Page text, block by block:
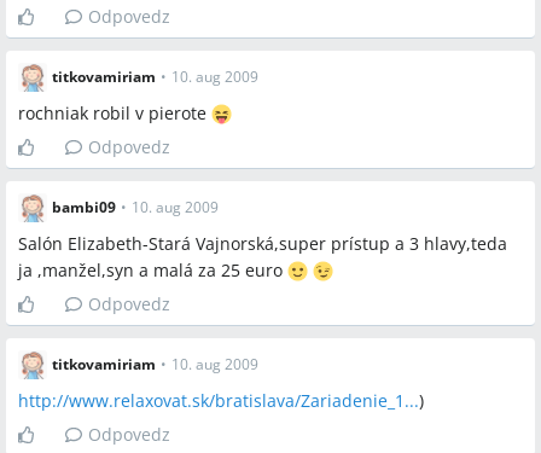
Odpovedz
titkovamiriam • 10. aug 2009
rochniak robil v pierote
Odpovedz
bambi09 • 10. aug 2009
Salón Elizabeth-Stará Vajnorská,super prístup a 3 hlavy,teda
ja ,manžel,syn a malá za 25 euro
Odpovedz
titkovamiriam • 10. aug 2009
http://www.relaxovat.sk/bratislava/Zariadenie_1...)
Odpovedz